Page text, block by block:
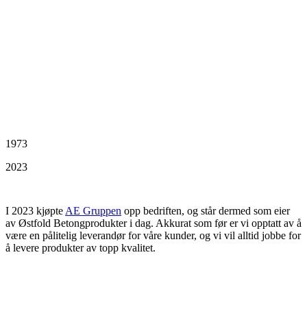
1973
2023
I 2023 kjøpte AE Gruppen opp bedriften, og står dermed som eier
av Østfold Betongprodukter i dag. Akkurat som før er vi opptatt av å
være en pålitelig leverandør for våre kunder, og vi vil alltid jobbe for
å levere produkter av topp kvalitet.